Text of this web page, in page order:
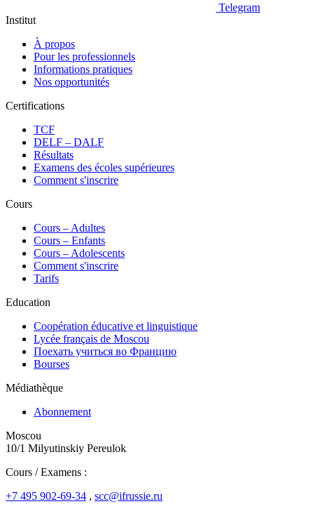
Telegram
Institut
À propos
Pour les professionnels
Informations pratiques
Nos opportunités
Certifications
TCF
DELF – DALF
Résultats
Examens des écoles supérieures
Comment s'inscrire
Cours
Сours – Adultes
Cours – Enfants
Cours – Adolescents
Comment s'inscrire
Tarifs
Education
Coopération éducative et linguistique
Lycée français de Moscou
Поехать учиться во Францию
Bourses
Médiathèque
Abonnement
Moscou
10/1 Milyutinskiy Pereulok
Cours / Examens :
+7 495 902-69-34 , scc@ifrussie.ru